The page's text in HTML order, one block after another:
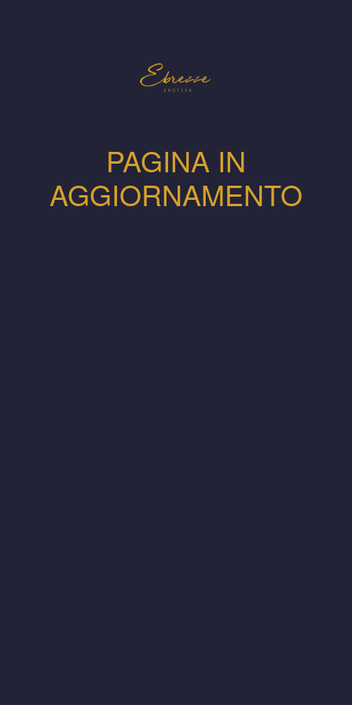
PAGINA IN
AGGIORNAMENTO